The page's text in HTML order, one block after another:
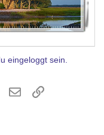
eingeloggt sein.
E-MailLink